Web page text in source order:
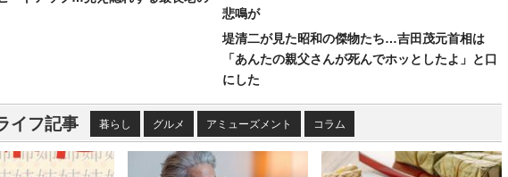
悲鳴が
堤清二が見た昭和の傑物たち…吉田茂元首相は
「あんたの親父さんが死んでホッとしたよ」と口
にした
イフ記事 暮らし グルメ アミューズメント コラム